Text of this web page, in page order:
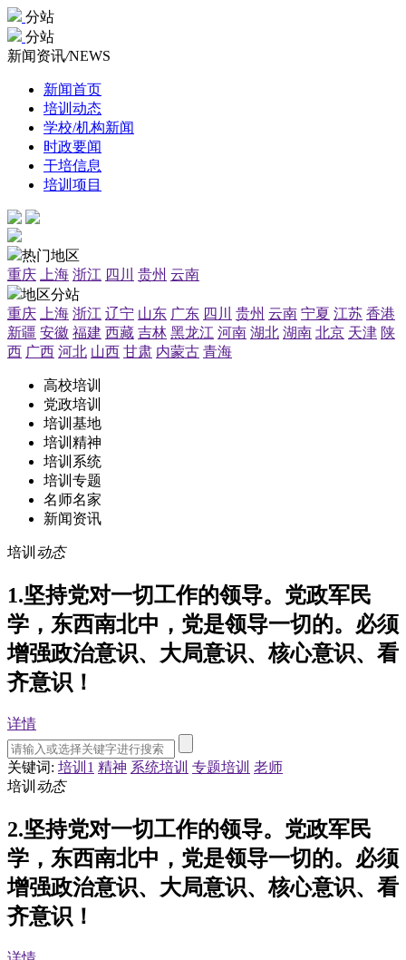
分站
分站
新闻资讯/NEWS
新闻首页
培训动态
学校/机构新闻
时政要闻
干培信息
培训项目
热门地区
重庆
上海 浙江 四川 贵州 云南
地区分站
重庆
上海 浙江 辽宁 山东 广东 四川 贵州 云南 宁夏 江苏 香港
新疆 安徽 福建 西藏 吉林 黑龙江 河南 湖北 湖南 北京 天津 陕
西 广西 河北 山西 甘肃 内蒙古 青海
高校培训
党政培训
培训基地
培训精神
培训系统
培训专题
名师名家
新闻资讯
培训 动态
1.坚持党对一切工作的领导。党政军民
学，东西南北中，党是领导一切的。必须
增强政治意识、大局意识、核心意识、看
齐意识！
详情
关键词: 培训1 精神 系统培训 专题培训 老师
培训 动态
2.坚持党对一切工作的领导。党政军民
学，东西南北中，党是领导一切的。必须
增强政治意识、大局意识、核心意识、看
齐意识！